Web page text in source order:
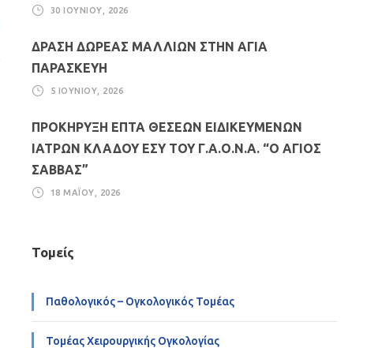
30 ΙΟΥΝΊΟΥ, 2026
ΔΡΑΣΗ ΔΩΡΕΑΣ ΜΑΛΛΙΩΝ ΣΤΗΝ ΑΓΙΑ
ΠΑΡΑΣΚΕΥΗ
5 ΙΟΥΝΊΟΥ, 2026
ΠΡΟΚΗΡΥΞΗ ΕΠΤΑ ΘΕΣΕΩΝ ΕΙΔΙΚΕΥΜΕΝΩΝ
ΙΑΤΡΩΝ ΚΛΑΔΟΥ ΕΣΥ ΤΟΥ Γ.Α.Ο.Ν.Α. “Ο ΑΓΙΟΣ
ΣΑΒΒΑΣ”
18 ΜΑΪ́ΟΥ, 2026
Τομείς
Παθολογικός – Ογκολογικός Τομέας
Τομέας Χειρουργικής Ογκολογίας